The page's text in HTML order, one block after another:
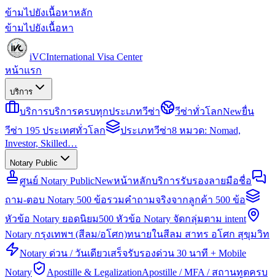
ข้ามไปยังเนื้อหาหลัก
ข้ามไปยังเนื้อหา
iVCInternational Visa Center
หน้าแรก
บริการ
บริการบริการครบทุกประเภทวีซ่า วีซ่าทั่วโลกNewยื่น
วีซ่า 195 ประเทศทั่วโลก
ประเภทวีซ่า8 หมวด: Nomad,
Investor, Skilled…
Notary Public
ศูนย์ Notary PublicNewหน้าหลักบริการรับรองลายมือชื่อ
ถาม-ตอบ Notary 500 ข้อรวมคำถามจริงจากลูกค้า 500 ข้อ
หัวข้อ Notary ยอดนิยม500 หัวข้อ Notary จัดกลุ่มตาม intent
Notary กรุงเทพฯ (สีลม/อโศก)ทนายในสีลม สาทร อโศก สุขุมวิท
Notary ด่วน / วันเดียวเสร็จรับรองด่วน 30 นาที + Mobile
Notary
Apostille & LegalizationApostille / MFA / สถานทูตครบ